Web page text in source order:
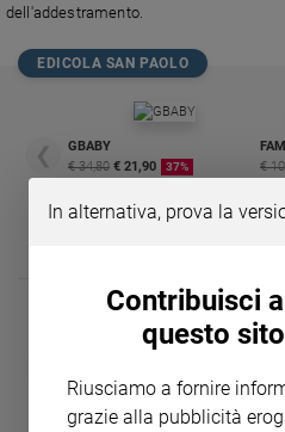
Chiesa
spiritualità
Santi
dell'addestramento.
EDICOLA SAN PAOLO
❮
GBABY
€ 34,80 € 21,90 37%
€
LE GRANDI BASILICHE ITALIANE
€ 64,50
In alternativa, prova la
Contribuisci
questo
Riusciamo a fornire
grazie alla pubblicità